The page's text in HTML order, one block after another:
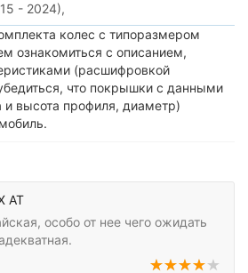
- 2024),
колес с типоразмером
ознакомиться с описанием,
(расшифровкой
что покрышки с данными
высота профиля, диаметр)
AT
особо от нее чего ожидать